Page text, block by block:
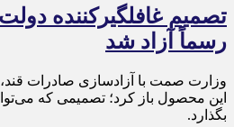
تصمیم غافلگیرکننده
رسماً آزاد شد
وزارت صمت با آزادسازی صادرات
این محصول باز کرد؛ تصمیمی که
بگذارد.